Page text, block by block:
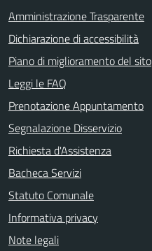
Amministrazione Trasparente
Dichiarazione di accessibilità
Piano di miglioramento del sito
Leggi le FAQ
Prenotazione Appuntamento
Segnalazione Disservizio
Richiesta d'Assistenza
Bacheca Servizi
Statuto Comunale
Informativa privacy
Note legali